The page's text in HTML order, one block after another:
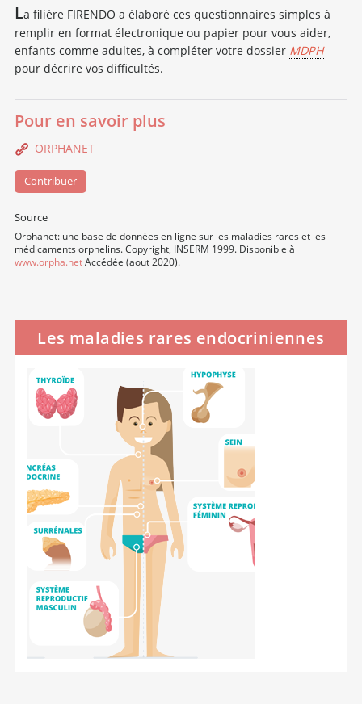
La filière FIRENDO a élaboré ces questionnaires simples à
remplir en format électronique ou papier pour vous aider,
enfants comme adultes, à compléter votre dossier MDPH
pour décrire vos difficultés.
Pour en savoir plus
ORPHANET
Contribuer
Source
Orphanet: une base de données en ligne sur les maladies rares et les
médicaments orphelins. Copyright, INSERM 1999. Disponible à
www.orpha.netAccédée (aout 2020).
Les maladies rares endocriniennes